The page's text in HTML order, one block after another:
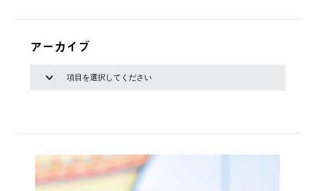
アーカイブ